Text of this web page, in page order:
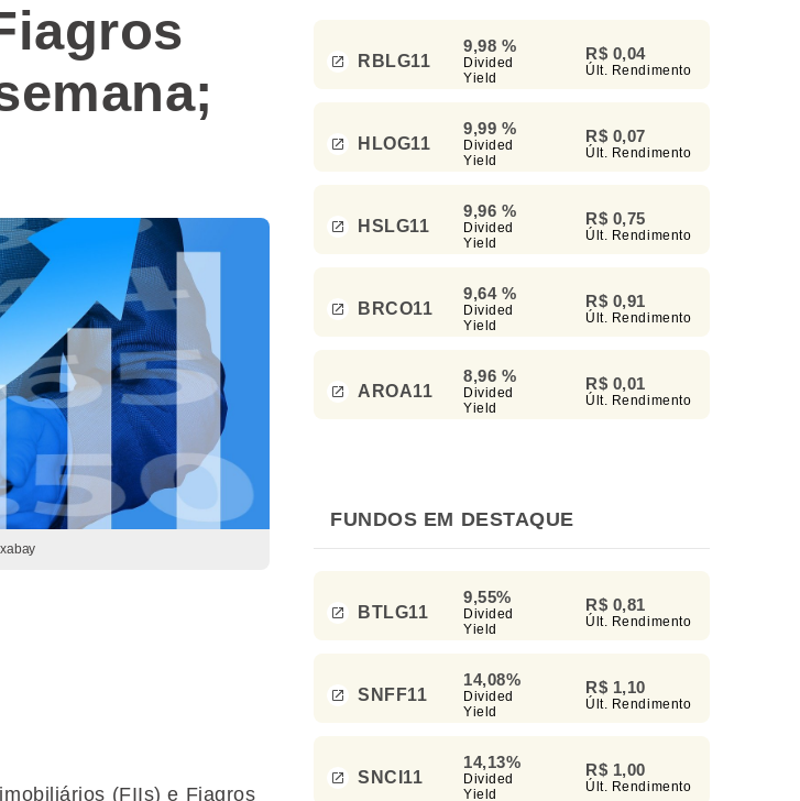
(FIIs) e Fiagros
RBLG11
9,98 %
Divided
Yield
R$ 0,04
Últ. Rendimento
HLOG11
9,99 %
Divided
Yield
R$ 0,07
Últ. Rendimento
HSLG11
9,96 %
Divided
Yield
R$ 0,75
Últ. Rendimento
BRCO11
9,64 %
Divided
Yield
R$ 0,91
Últ. Rendimento
AROA11
8,96 %
Divided
Yield
R$ 0,01
Últ. Rendimento
FUNDOS EM DESTAQUE
BTLG11
9,55%
Divided
Yield
R$ 0,81
Últ. Rendimento
SNFF11
14,08%
Divided
Yield
R$ 1,10
Últ. Rendimento
SNCI11
14,13%
Divided
Yield
R$ 1,00
Últ. Rendimento